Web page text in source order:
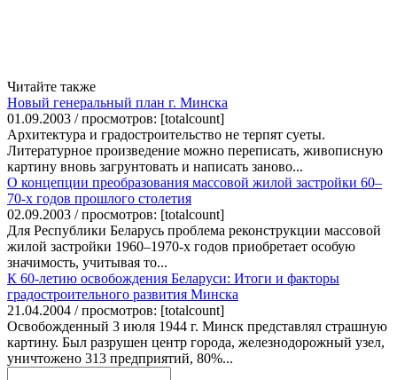
Читайте также
Новый генеральный план г. Минска
01.09.2003 / просмотров: [totalcount]
Архитектура и градостроительство не терпят суеты.
Литературное произведение можно переписать, живописную
картину вновь загрунтовать и написать заново...
О концепции преобразования массовой жилой застройки 60–
70-х годов прошлого столетия
02.09.2003 / просмотров: [totalcount]
Для Республики Беларусь проблема реконструкции массовой
жилой застройки 1960–1970-х годов приобретает особую
значимость, учитывая то...
К 60-летию освобождения Беларуси: Итоги и факторы
градостроительного развития Минска
21.04.2004 / просмотров: [totalcount]
Освобожденный 3 июля 1944 г. Минск представлял страшную
картину. Был разрушен центр города, железнодорожный узел,
уничтожено 313 предприятий, 80%...